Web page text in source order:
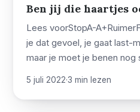
Ben jij die haartjes
Lees voorStopA-
je dat gevoel, je gaat last-
maar je moet je benen
5 juli 2022·3 min lezen